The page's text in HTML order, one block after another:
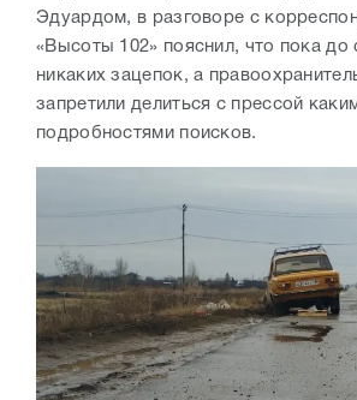
Эдуардом, в разговоре с
«Высоты 102» пояснил, что пока до
никаких зацепок, а
запретили делиться с прессой
подробностями поисков.